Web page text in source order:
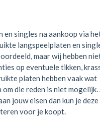
en singles na aankoop via
langspeelplaten en
maar wij hebben
op eventuele tikken,
platen hebben vaak wat
die reden is niet mogelijk.
jouw eisen dan kun je deze
voor je koopt.